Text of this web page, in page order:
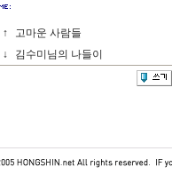
↑
고마운 사람들
↓ 김수미님의 나들이